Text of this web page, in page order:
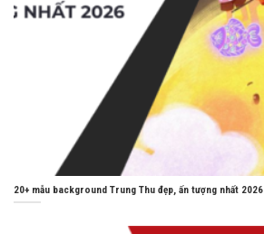
20+ mẫu background Trung Thu đẹp, ấn tượng nhất 2026